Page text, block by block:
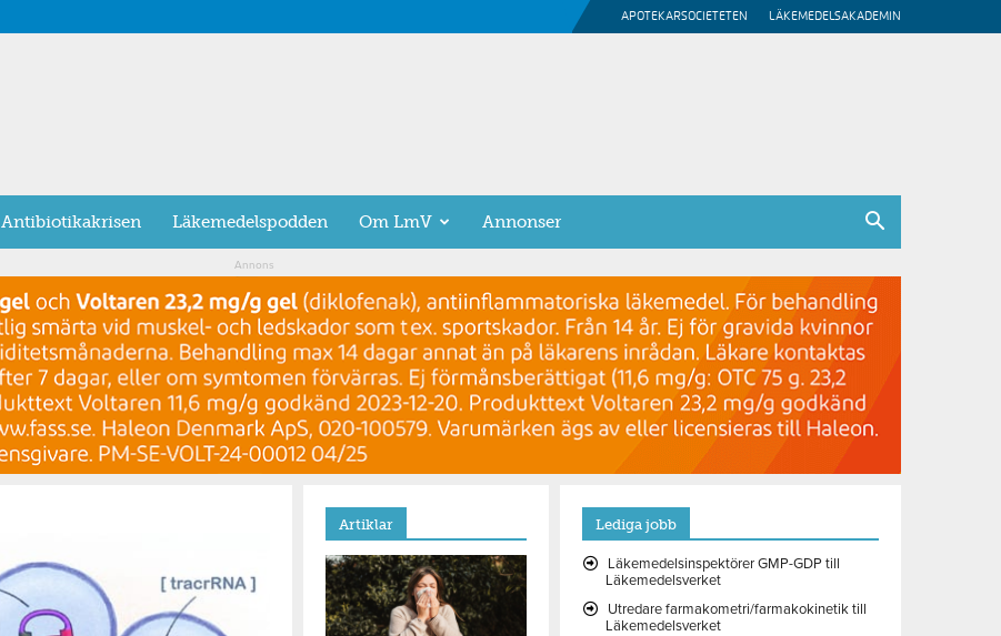
APOTEKARSOCIETETEN LÄKEMEDELSAKADEMIN
Antibiotikakrisen Läkemedelspodden Om LmV Annonser
Annons
Artiklar Lediga jobb
Läkemedelsinspektörer GMP-GDP till
Läkemedelsverket
Utredare farmakometri/farmakokinetik till
Läkemedelsverket